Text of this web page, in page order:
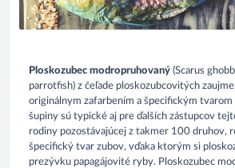
Ploskozubec modropruhovaný (Scarus
parrotfish) z čeľade ploskozubcovitých
originálnym zafarbením a špecifickým
šupiny sú typické aj pre ďalších zástupcov
rodiny pozostávajúcej z takmer 100 druhov,
špecifický tvar zubov, vďaka ktorým si
prezývku papagájovité ryby. Ploskozubec